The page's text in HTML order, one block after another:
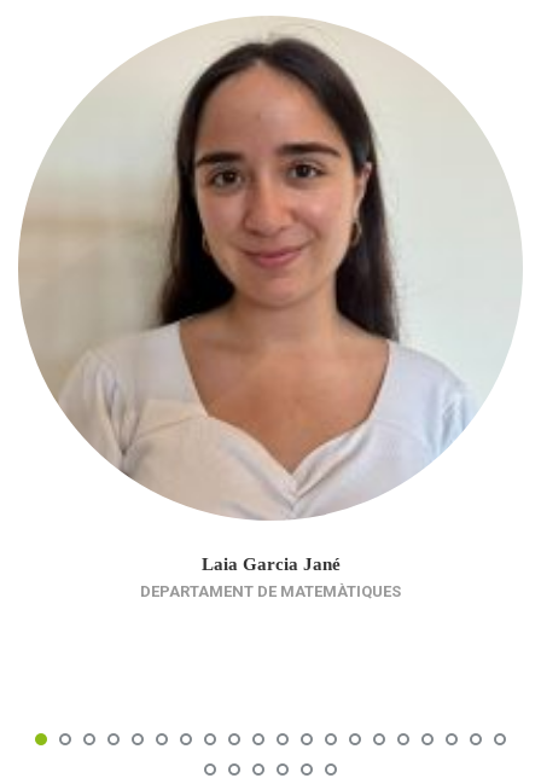
Laia Garcia Jané
DEPARTAMENT DE MATEMÀTIQUES